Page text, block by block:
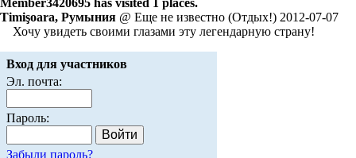
Timişoara, Румыния @ Еще не известно (Отдых!) 2012-07-07
Хочу увидеть своими глазами эту легендарную страну!
Вход для участников
Эл. почта:
Пароль:
Забыли пароль?